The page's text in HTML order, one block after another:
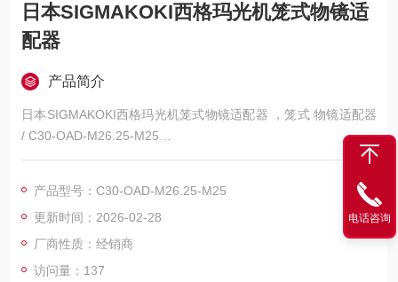
日本SIGMAKOKI西格玛光机笼式物镜适
配器
产品简介
日本SIGMAKOKI西格玛光机笼式物镜适配器 ，笼式 物镜适配器
/ C30-OAD-M26.25-M25
在十字调节镜架上安装物镜的适配器。
产品型号：C30-OAD-M26.25-M25
更新时间：2026-02-28
厂商性质：经销商
访问量：137
电话咨询